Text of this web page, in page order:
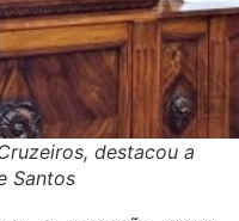
destacou a
Santos